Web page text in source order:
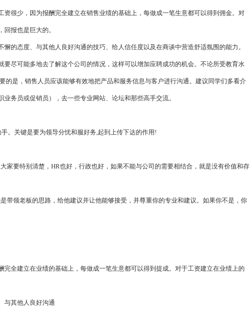
很少，因为报酬完全建立在销售业绩的基础上，每做成一笔生意都可以得到佣金。对
报也是巨大的。
的态度、与其他人良好沟通的技巧、给人信任度以及在商谈中营造舒适氛围的能力。
尽可能多地去了解这个公司的情况，这样可以增加应聘成功的机会。不论所受教育水
的是，销售人员应该能够有效地把产品和服务信息与客户进行沟通。建议同学们多看介
务员或促销员），去一些专业网站、论坛和那些高手交流。
。关键是要为领导分忧和服好务,起到上传下达的作用!
家要特别清楚，HR也好，行政也好，如果不能与公司的需要相结合，就是没有价值和存
带领老板的思路，给他建议并让他能够接受，并尊重你的专业和建议。如果你不是，你
全建立在业绩的基础上，每做成一笔生意都可以得到提成。对于工资建立在业绩上的
与其他人良好沟通